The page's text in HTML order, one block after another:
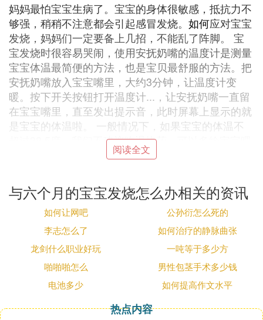
妈妈最怕宝宝生病了。宝宝的身体很敏感，抵抗力不
够强，稍稍不注意都会引起感冒发烧。 如何应对宝宝
发烧，妈妈们一定要备上几招，不能乱了阵脚。 宝
宝发烧时很容易哭闹，使用安抚奶嘴的温度计是测量
宝宝体温最简便的方法，也是宝贝最舒服的方法。把
安抚奶嘴放入宝宝嘴里，大约3分钟，让温度计变
暖。按下开关按钮打开温度计...，让安抚奶嘴一直留
在宝宝嘴里，直至发出提示音，此时屏幕上显示的就
是宝宝的体温啦。 一般情况下，如果宝宝的体温不
超过38.5度，我们不建议吃退烧药，可以多给宝宝喂
水，增加宝宝的尿量，促进宝宝体内毒素的排出。
法，适合所有发烧的宝宝。每次擦拭的时间要在10分
钟以上。擦拭的重点部位在皮肤皱褶的地方，比如颈
部、腋下、肘部、腹股沟处等。 如果宝宝体温长时
间超过38.5度，就一定要立刻送到医院进行治疗，以
免耽误病情。
『伍』 六个月婴儿发烧怎么办
建议你去医院给宝宝做个检查、千万别耽误了宝宝的
病情
阅读全文
与六个月的宝宝发烧怎么办相关的资讯
如何让网吧
公孙衍怎么死的
李志怎么了
如何治疗的静脉曲张
龙剑什么职业好玩
一吨等于多少方
啪啪啪怎么
男性包茎手术多少钱
电池多少
如何提高作文水平
热点内容